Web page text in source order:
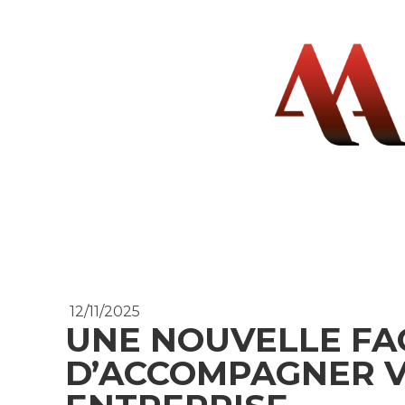
12/11/2025
UNE NOUVELLE
D’ACCOMPAGNER